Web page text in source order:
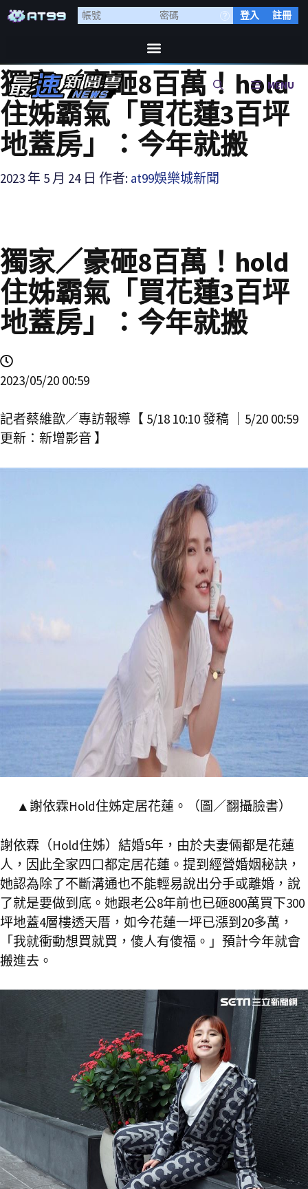
登入 註冊
MENU
獨家／豪砸8百萬！hold
住姊霸氣「買花蓮3百坪
地蓋房」：今年就搬
2023 年 5 月 24 日 作者: at99娛樂城新聞
獨家／豪砸8百萬！hold
住姊霸氣「買花蓮3百坪
地蓋房」：今年就搬
2023/05/20 00:59
記者蔡維歆／專訪報導【 5/18 10:10 發稿 ｜5/20 00:59
更新：新增影音 】
▲謝依霖Hold住姊定居花蓮。（圖／翻攝臉書）
謝依霖（Hold住姊）結婚5年，由於夫妻倆都是花蓮
人，因此全家四口都定居花蓮。提到經營婚姻秘訣，
她認為除了不斷溝通也不能輕易說出分手或離婚，說
了就是要做到底。她跟老公8年前也已砸800萬買下300
坪地蓋4層樓透天厝，如今花蓮一坪已漲到20多萬，
「我就衝動想買就買，傻人有傻福。」預計今年就會
搬進去。